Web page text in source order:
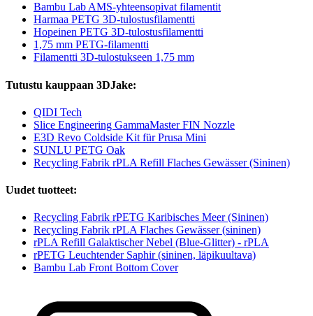
Bambu Lab AMS-yhteensopivat filamentit
Harmaa PETG 3D-tulostusfilamentti
Hopeinen PETG 3D-tulostusfilamentti
1,75 mm PETG-filamentti
Filamentti 3D-tulostukseen 1,75 mm
Tutustu kauppaan 3DJake:
QIDI Tech
Slice Engineering GammaMaster FIN Nozzle
E3D Revo Coldside Kit für Prusa Mini
SUNLU PETG Oak
Recycling Fabrik rPLA Refill Flaches Gewässer (Sininen)
Uudet tuotteet:
Recycling Fabrik rPETG Karibisches Meer (Sininen)
Recycling Fabrik rPLA Flaches Gewässer (sininen)
rPLA Refill Galaktischer Nebel (Blue-Glitter) - rPLA
rPETG Leuchtender Saphir (sininen, läpikuultava)
Bambu Lab Front Bottom Cover